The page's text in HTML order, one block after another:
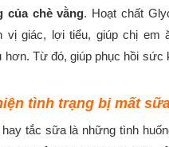
của chè vằng. Hoạt chất
vị giác, lợi tiểu, giúp chị em
hơn. Từ đó, giúp phục hồi sức
tình trạng bị mất
tắc sữa là những tình